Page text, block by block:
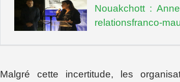
Nouakchott :
relationsfranco-
Malgré cette incertitude, les